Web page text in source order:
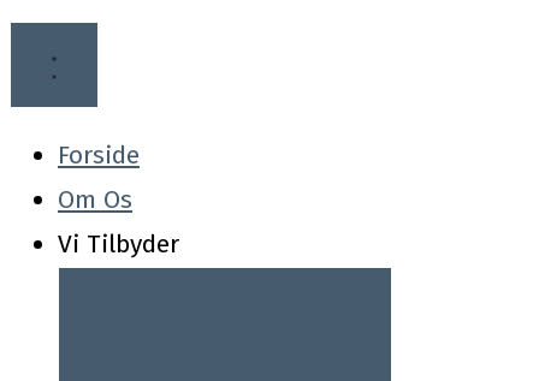
Forside
Om Os
Vi Tilbyder